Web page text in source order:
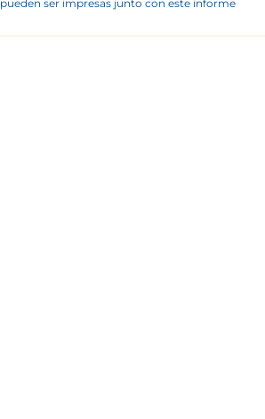
pueden ser impresas junto con este informe